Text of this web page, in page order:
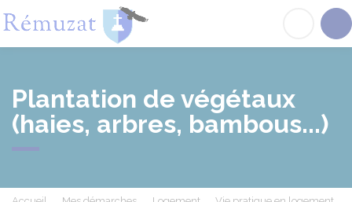
Plantation de végétaux
(haies, arbres, bambous...)